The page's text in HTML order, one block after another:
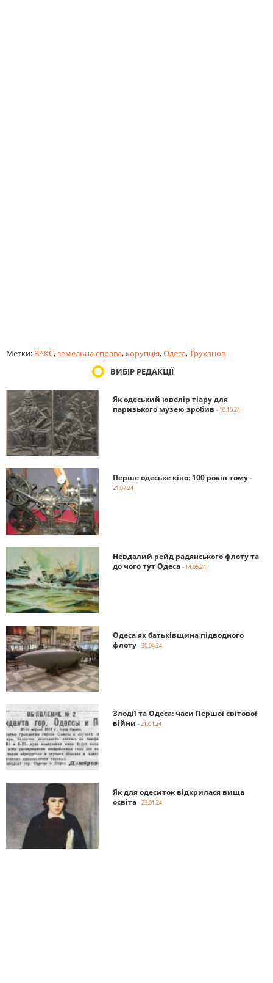
Метки: ВАКС,земельна справа, корупція,Одеса,Труханов
ВИБІР РЕДАКЦІЇ
Як одеський ювелір тіару для
паризького музею зробив - 10.10.24
Перше одеське кіно: 100 років тому -
21.07.24
Невдалий рейд радянського флоту та
до чого тут Одеса - 14.05.24
Одеса як батьківщина підводного
флоту - 30.04.24
Злодії та Одеса: часи Першої світової
війни - 21.04.24
Як для одеситок відкрилася вища
освіта - 23.01.24